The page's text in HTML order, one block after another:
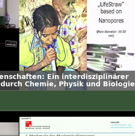
Ein interdisziplinärer
Chemie, Physik und Biologie